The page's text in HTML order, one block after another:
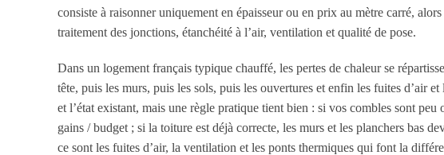
consiste à raisonner uniquement en épaisseur ou en prix au mètre carré,
traitement des jonctions, étanchéité à l’air, ventilation et qualité de pose.
Dans un logement français typique chauffé, les pertes de chaleur se
tête, puis les murs, puis les sols, puis les ouvertures et enfin les fuites d’air
et l’état existant, mais une règle pratique tient bien : si vos combles sont
gains / budget ; si la toiture est déjà correcte, les murs et les planchers bas
ce sont les fuites d’air, la ventilation et les ponts thermiques qui font la